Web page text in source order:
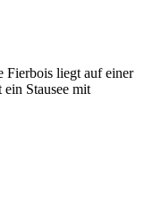
Fierbois liegt auf einer
Stausee mit